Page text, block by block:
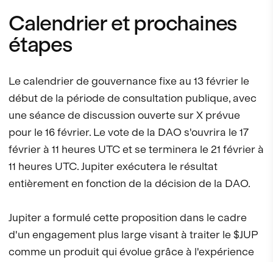
Calendrier et prochaines
étapes
Le calendrier de gouvernance fixe au 13 février le
début de la période de consultation publique, avec
une séance de discussion ouverte sur X prévue
pour le 16 février. Le vote de la DAO s'ouvrira le 17
février à 11 heures UTC et se terminera le 21 février à
11 heures UTC. Jupiter exécutera le résultat
entièrement en fonction de la décision de la DAO.
Jupiter a formulé cette proposition dans le cadre
d'un engagement plus large visant à traiter le $JUP
comme un produit qui évolue grâce à l'expérience